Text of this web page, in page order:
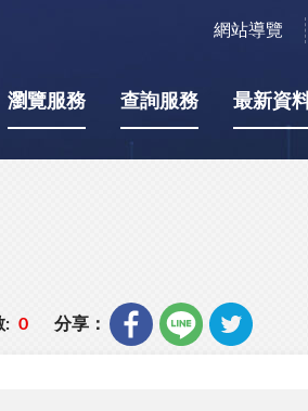
網站導覽
瀏覽服務 查詢服務 最新資
: 0 分享：